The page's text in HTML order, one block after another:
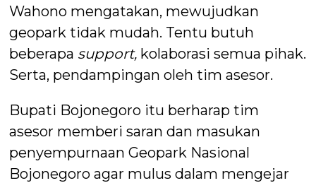
Wahono mengatakan, mewujudkan
geopark tidak mudah. Tentu butuh
beberapa support, kolaborasi semua pihak.
Serta, pendampingan oleh tim asesor.
Bupati Bojonegoro itu berharap tim
asesor memberi saran dan masukan
penyempurnaan Geopark Nasional
Bojonegoro agar mulus dalam mengejar